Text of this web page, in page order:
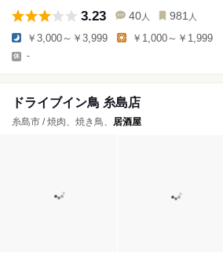
3.23 40 人 981 人
￥3,000～￥3,999 ￥1,000～￥1,999
-
ドライブイン鳥 糸島店
糸島市 / 焼肉、焼き鳥、 居酒屋